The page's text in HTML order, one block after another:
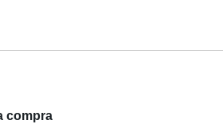
compra